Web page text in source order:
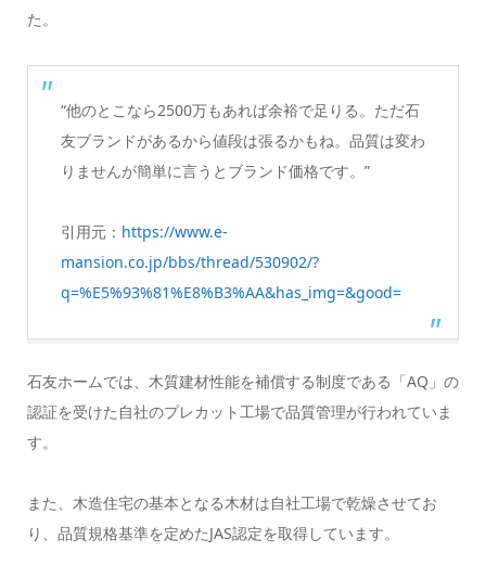
た。
“他のとこなら2500万もあれば余裕で足りる。ただ石
友ブランドがあるから値段は張るかもね。品質は変わ
りませんが簡単に言うとブランド価格です。”
引用元： https://www.e-
mansion.co.jp/bbs/thread/530902/?
q=%E5%93%81%E8%B3%AA&has_img=&good=
石友ホームでは、木質建材性能を補償する制度である「AQ」の
認証を受けた自社のプレカット工場で品質管理が行われていま
す。
また、木造住宅の基本となる木材は自社工場で乾燥させてお
り、品質規格基準を定めたJAS認定を取得しています。